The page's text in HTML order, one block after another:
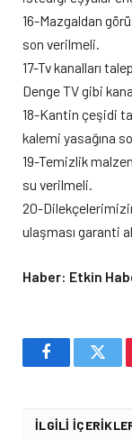
16-Mazgaldan
son verilmeli.
17-Tv kanalları
Denge TV gibi
18-Kantin çeşidi
kalemi yasağına
19-Temizlik
su verilmeli.
20-
ulaşması garanti
Haber: Etkin
Facebook
İLGILI